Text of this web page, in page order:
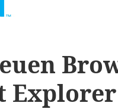
Explorer